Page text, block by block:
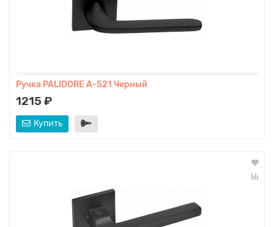
Ручка PALIDORE A-521 Черный
1215 ₽
Купить